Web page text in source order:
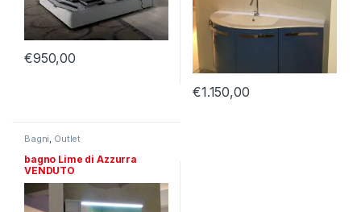
€950,00
€1.150,00
Bagni, Outlet
bagno Lime di Azzurra
VENDUTO